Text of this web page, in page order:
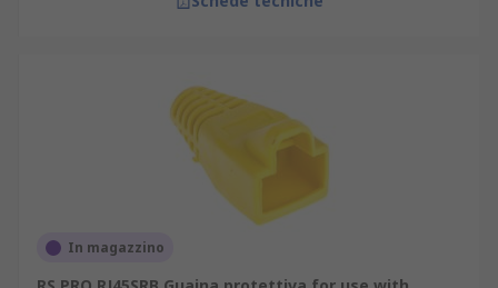
In magazzino